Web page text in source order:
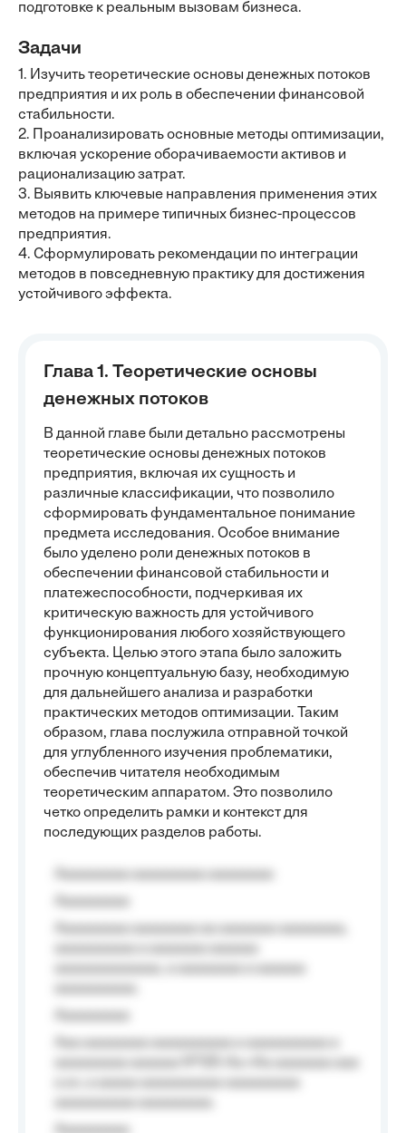
подготовке к реальным вызовам бизнеса.
Задачи
1. Изучить теоретические основы денежных потоков
предприятия и их роль в обеспечении финансовой
стабильности.
2. Проанализировать основные методы оптимизации,
включая ускорение оборачиваемости активов и
рационализацию затрат.
3. Выявить ключевые направления применения этих
методов на примере типичных бизнес-процессов
предприятия.
4. Сформулировать рекомендации по интеграции
методов в повседневную практику для достижения
устойчивого эффекта.
Глава 1. Теоретические основы
денежных потоков
В данной главе были детально рассмотрены
теоретические основы денежных потоков
предприятия, включая их сущность и
различные классификации, что позволило
сформировать фундаментальное понимание
предмета исследования. Особое внимание
было уделено роли денежных потоков в
обеспечении финансовой стабильности и
платежеспособности, подчеркивая их
критическую важность для устойчивого
функционирования любого хозяйствующего
субъекта. Целью этого этапа было заложить
прочную концептуальную базу, необходимую
для дальнейшего анализа и разработки
практических методов оптимизации. Таким
образом, глава послужила отправной точкой
для углубленного изучения проблематики,
обеспечив читателя необходимым
теоретическим аппаратом. Это позволило
четко определить рамки и контекст для
последующих разделов работы.